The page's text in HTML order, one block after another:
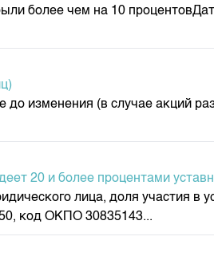
депозитам
более чем на 10
изменения (в случае акций
20 и более процентами
лица, доля участия в
код ОКПО 30835143...